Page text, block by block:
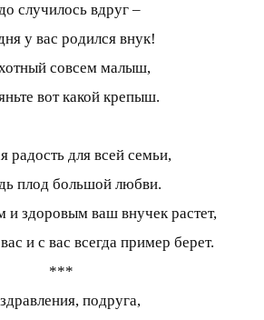
случилось вдруг –
у вас родился внук!
совсем малыш,
вот какой крепыш.
радость для всей семьи,
плод большой любви.
и здоровым ваш внучек растет,
и с вас всегда пример берет.
***
подруга,